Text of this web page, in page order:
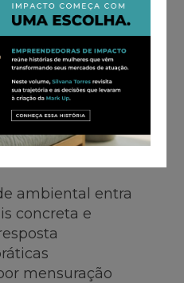
a fazer parte da
a reputação
ambiental mais
ambiental entra
concreta e
mensuração